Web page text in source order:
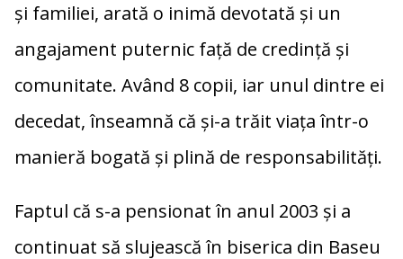
și familiei, arată o inimă devotată și un
angajament puternic față de credință și
comunitate. Având 8 copii, iar unul dintre ei
decedat, înseamnă că și-a trăit viața într-o
manieră bogată și plină de responsabilități.
Faptul că s-a pensionat în anul 2003 și a
continuat să slujească în biserica din Baseu